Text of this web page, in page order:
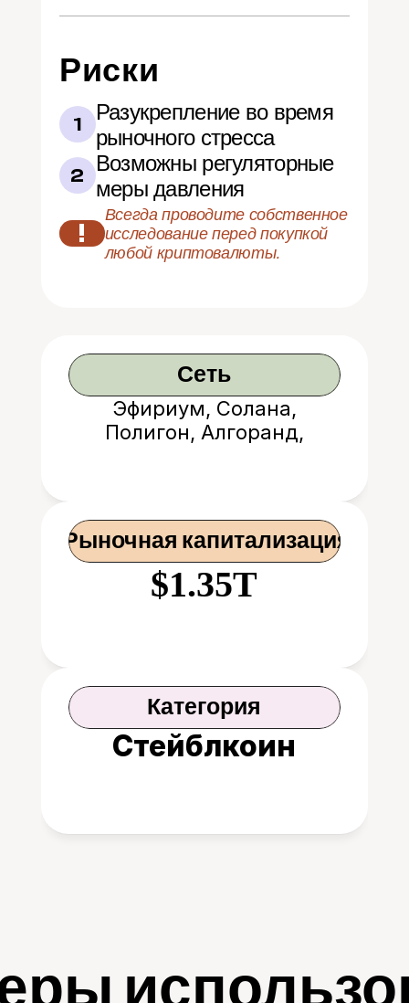
Риски
1
Разукрепление во время
рыночного стресса
2
Возможны регуляторные
меры давления
!
Всегда проводите собственное
исследование перед покупкой
любой криптовалюты.
Сеть
Эфириум, Солана,
Полигон, Алгоранд,
Рыночная капитализация
$1.35T
Категория
Стейблкоин